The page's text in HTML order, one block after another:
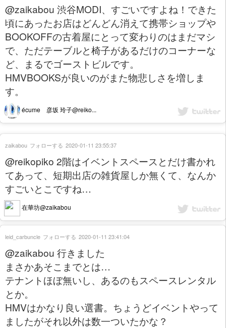
@zaikabou 渋谷MODI、すごいですよね！できた
頃にあったお店はどんどん消えて携帯ショップや
BOOKOFFの古着屋にとって変わりのはまだマシ
で、ただテーブルと椅子があるだけのコーナーな
ど、まるでゴーストビルです。
HMVBOOKSが良いのがまた物悲しさを増しま
す。
écume 彦坂 玲子@reiko...
@reikopiko 2階はイベントスペースとだけ書かれ
てあって、短期出店の雑貨屋しか無くて、なんか
すごいとこですね…
在華坊@zaikabou
zaikabou フォローする 2020-01-11 23:55:37
@zaikabou 行きました
まさかあそこまでとは…
テナントほぼ無いし、あるのもスペースレンタル
とか。
HMVはかなり良い選書。ちょうどイベントやって
ましたがそれ以外は数一ついたかな？
leid_carbuncle フォローする 2020-01-11 23:41:04